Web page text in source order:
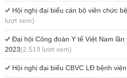
Hội nghị đại biểu cán bộ viên chức
lượt xem)
Đại hội Công đoàn Y tế Việt Nam
2023(2.519 lượt xem)
Hội nghị đại biểu CBVC LĐ bệnh